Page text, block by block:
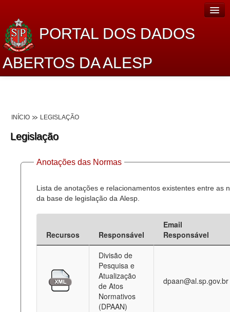
PORTAL DOS DADOS
ABERTOS DA ALESP
Dados Abertos Alesp
Lei de Acesso à Informação
Dados Governamentais Abertos
Planejamento
Deputados Estaduais
Legislação
INÍCIO LEGISLAÇÃO
Legislação
Anotações das Normas
Lista de anotações e relacionamentos existentes entre as
da base de legislação da Alesp.
Recursos Responsável
Email
Responsável
Divisão de
Pesquisa e
Atualização
de Atos
Normativos
(DPAAN)
dpaan@al.sp.gov.br